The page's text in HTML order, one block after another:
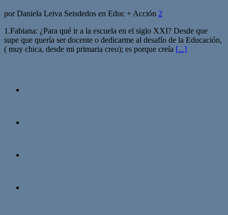
por Daniela Leiva Seisdedos en Educ + Acción 2
1.Fabiana: ¿Para qué ir a la escuela en el siglo XXI? Desde que
supe que quería ser docente o dedicarme al desafío de la Educación,
( muy chica, desde mi primaria creo); es porque creía [...]